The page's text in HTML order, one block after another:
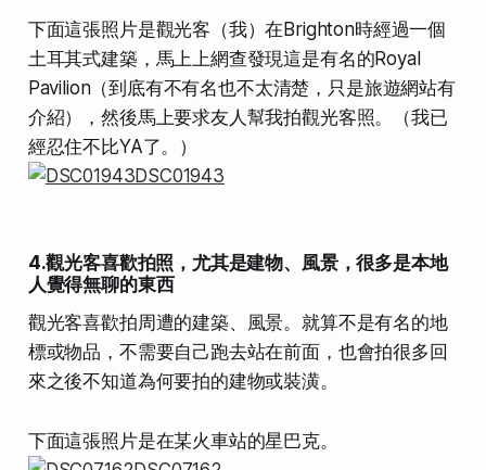
下面這張照片是觀光客（我）在Brighton時經過一個
土耳其式建築，馬上上網查發現這是有名的Royal
Pavilion（到底有不有名也不太清楚，只是旅遊網站有
介紹），然後馬上要求友人幫我拍觀光客照。（我已
經忍住不比YA了。）
4.觀光客喜歡拍照，尤其是建物、風景，很多是本地
人覺得無聊的東西
觀光客喜歡拍周遭的建築、風景。就算不是有名的地
標或物品，不需要自己跑去站在前面，也會拍很多回
來之後不知道為何要拍的建物或裝潢。
下面這張照片是在某火車站的星巴克。